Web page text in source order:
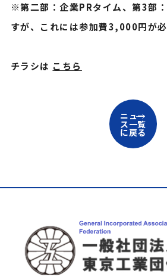
※第二部：企業PRタイム、第3部
すが、これには参加費3,000円が必
チラシは こちら
ニュー
ス一覧
に戻る